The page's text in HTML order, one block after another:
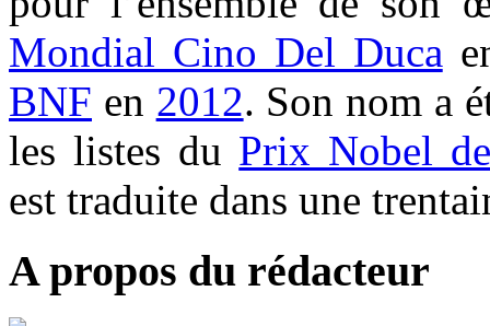
Mondial Cino Del Duca
BNF en 2012. Son nom a
les listes du Prix Nobel
est traduite dans une
A propos du rédacteur